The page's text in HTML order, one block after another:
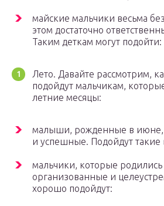
майские мальчики весьма
этом достаточно
Таким деткам могут подойти:
Лето. Давайте рассмотрим,
подойдут мальчикам,
летние месяцы:
малыши, рожденные в июне,
и успешные. Подойдут такие
мальчики, которые
организованные и
хорошо подойдут: